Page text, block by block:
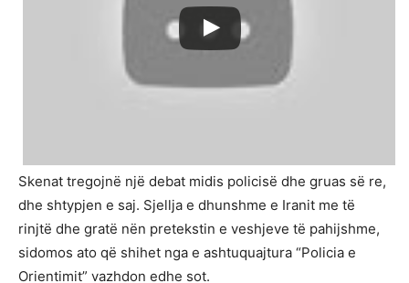
Skenat tregojnë një debat midis policisë dhe gruas së re,
dhe shtypjen e saj. Sjellja e dhunshme e Iranit me të
rinjtë dhe gratë nën pretekstin e veshjeve të pahijshme,
sidomos ato që shihet nga e ashtuquajtura “Policia e
Orientimit” vazhdon edhe sot.